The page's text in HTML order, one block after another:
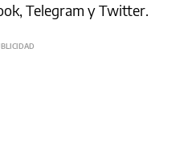
Telegram y Twitter.